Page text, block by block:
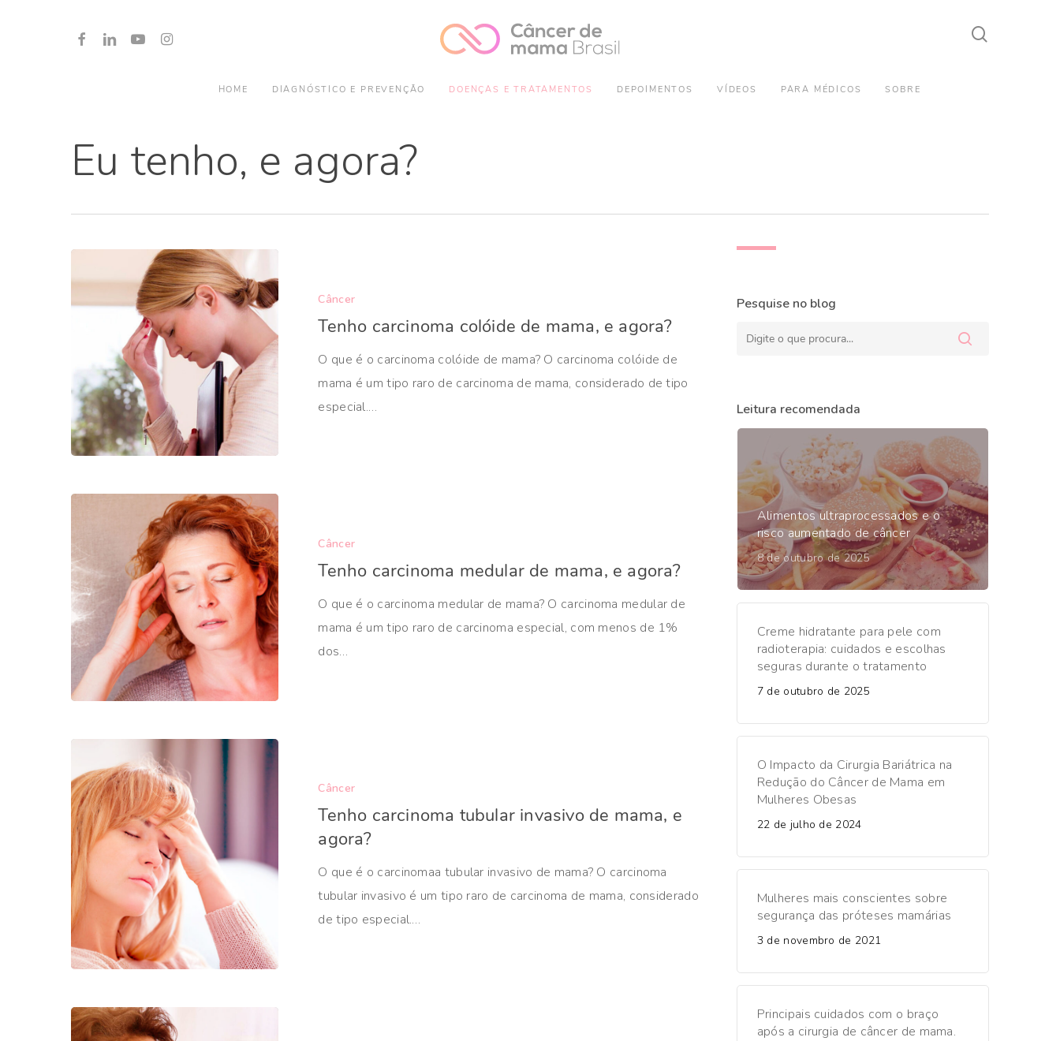
Aperte ENTER para pesquisar ou ESC para fechar
FACEBOOKLINKEDINYOUTUBEINSTAGRAM
HOME DIAGNÓSTICO E PREVENÇÃO DOENÇAS E TRATAMENTOS DEPOIMENTOS VÍDEOS PARA MÉDICOS SOBRE
Eu tenho, e agora?
Câncer
Tenho carcinoma colóide de mama, e agora?
O que é o carcinoma colóide de mama? O carcinoma colóide de
mama é um tipo raro de carcinoma de mama, considerado de tipo
especial.…
Câncer
Tenho carcinoma medular de mama, e agora?
O que é o carcinoma medular de mama? O carcinoma medular de
mama é um tipo raro de carcinoma especial, com menos de 1%
dos…
Câncer
Tenho carcinoma tubular invasivo de mama, e
agora?
O que é o carcinomaa tubular invasivo de mama? O carcinoma
tubular invasivo é um tipo raro de carcinoma de mama, considerado
de tipo especial.…
Pesquise no blog
Leitura recomendada
Alimentos ultraprocessados e o
risco aumentado de câncer
8 de outubro de 2025
Creme hidratante para pele com
radioterapia: cuidados e escolhas
seguras durante o tratamento
7 de outubro de 2025
O Impacto da Cirurgia Bariátrica na
Redução do Câncer de Mama em
Mulheres Obesas
22 de julho de 2024
Mulheres mais conscientes sobre
segurança das próteses mamárias
3 de novembro de 2021
Principais cuidados com o braço
após a cirurgia de câncer de mama.